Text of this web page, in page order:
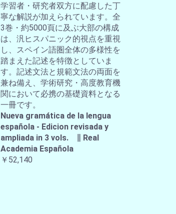
学習者・研究者双方に配慮した丁
寧な解説が加えられています。全
3巻・約5000頁に及ぶ大部の構成
は、汎ヒスパニック的視点を重視
し、スペイン語圏全体の多様性を
踏まえた記述を特徴としていま
す。記述文法と規範文法の両面を
兼ね備え、学術研究・高度教育機
関において必携の基礎資料となる
一冊です。
Nueva gramática de la lengua
española - Edicion revisada y
ampliada in 3 vols. ∥ Real
Academia Española
￥52,140